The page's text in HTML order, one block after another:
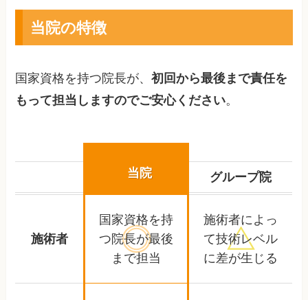
当院の特徴
国家資格を持つ院長が、初回から最後まで責任を
もって担当しますのでご安心ください。
当院 グループ院
施術者
国家資格を持
つ院長が最後
まで担当
施術者によっ
て技術レベル
に差が生じる